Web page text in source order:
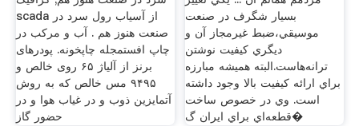
scada از آسیاب رول سرد در
صنعت هنوز هم . آب و مرکب در
چاپ افستمجله چاپخونه. پودرهای
برنز از آلیاژ ۶۵ روی خالص و
۹۴۹۵ مس خالص که به روش
آتمایزین ذوب و در غیاب هوا و در
حضور گاز
بسيار شگرف در صنعت
موسيقي،ضبط غيرمجاز آن و
ديگري كيفيت نوشتن
ترانه‌هاست.البته هميشه مبارزه
براي ارائه كيفيت بالا وجود داشته
است. وي در خصوص ساخت
قطعه‌اي براي ايران گ�